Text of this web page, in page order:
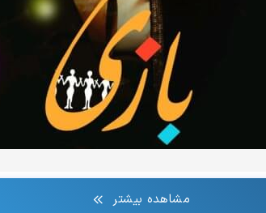
مشاهده بیشتر